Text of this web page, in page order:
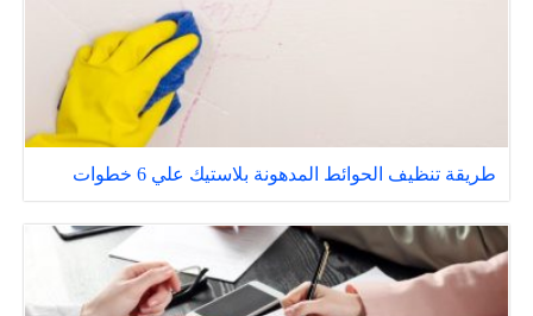
طريقة تنظيف الحوائط المدهونة بلاستيك علي 6 خطوات